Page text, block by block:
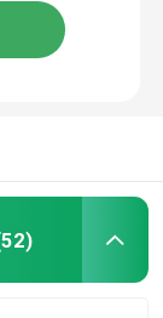
falistej